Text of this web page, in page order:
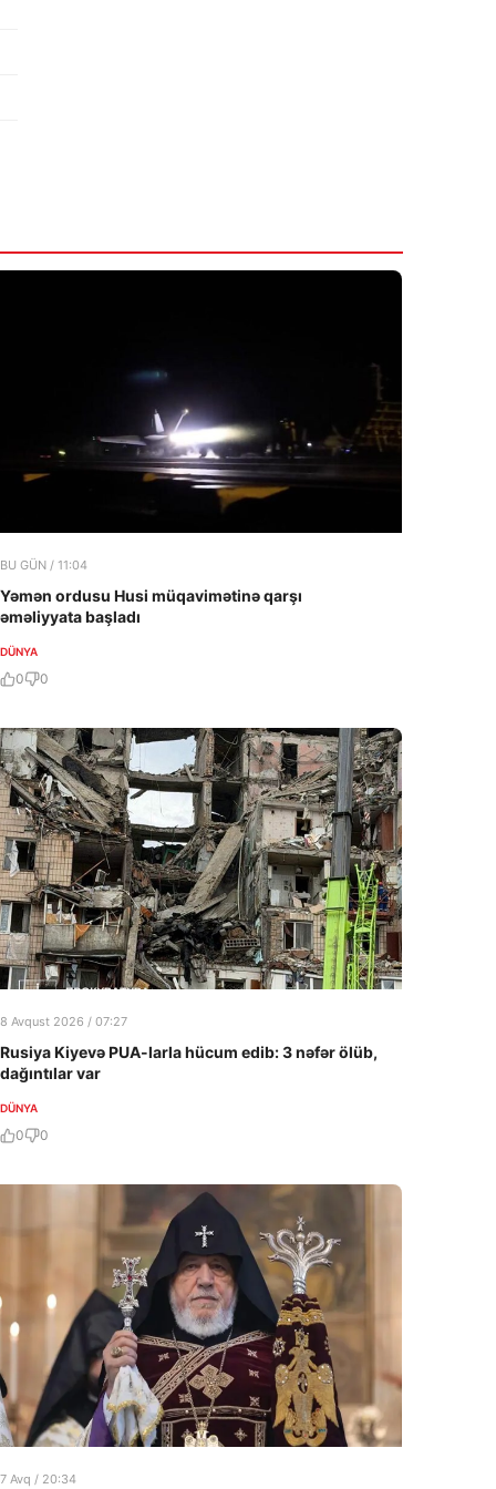
BU GÜN / 11:04
Yəmən ordusu Husi müqavimətinə qarşı
əməliyyata başladı
DÜNYA
0 0
8 Avqust 2026 / 07:27
Rusiya Kiyevə PUA-larla hücum edib: 3 nəfər ölüb,
dağıntılar var
DÜNYA
0 0
7 Avq / 20:34